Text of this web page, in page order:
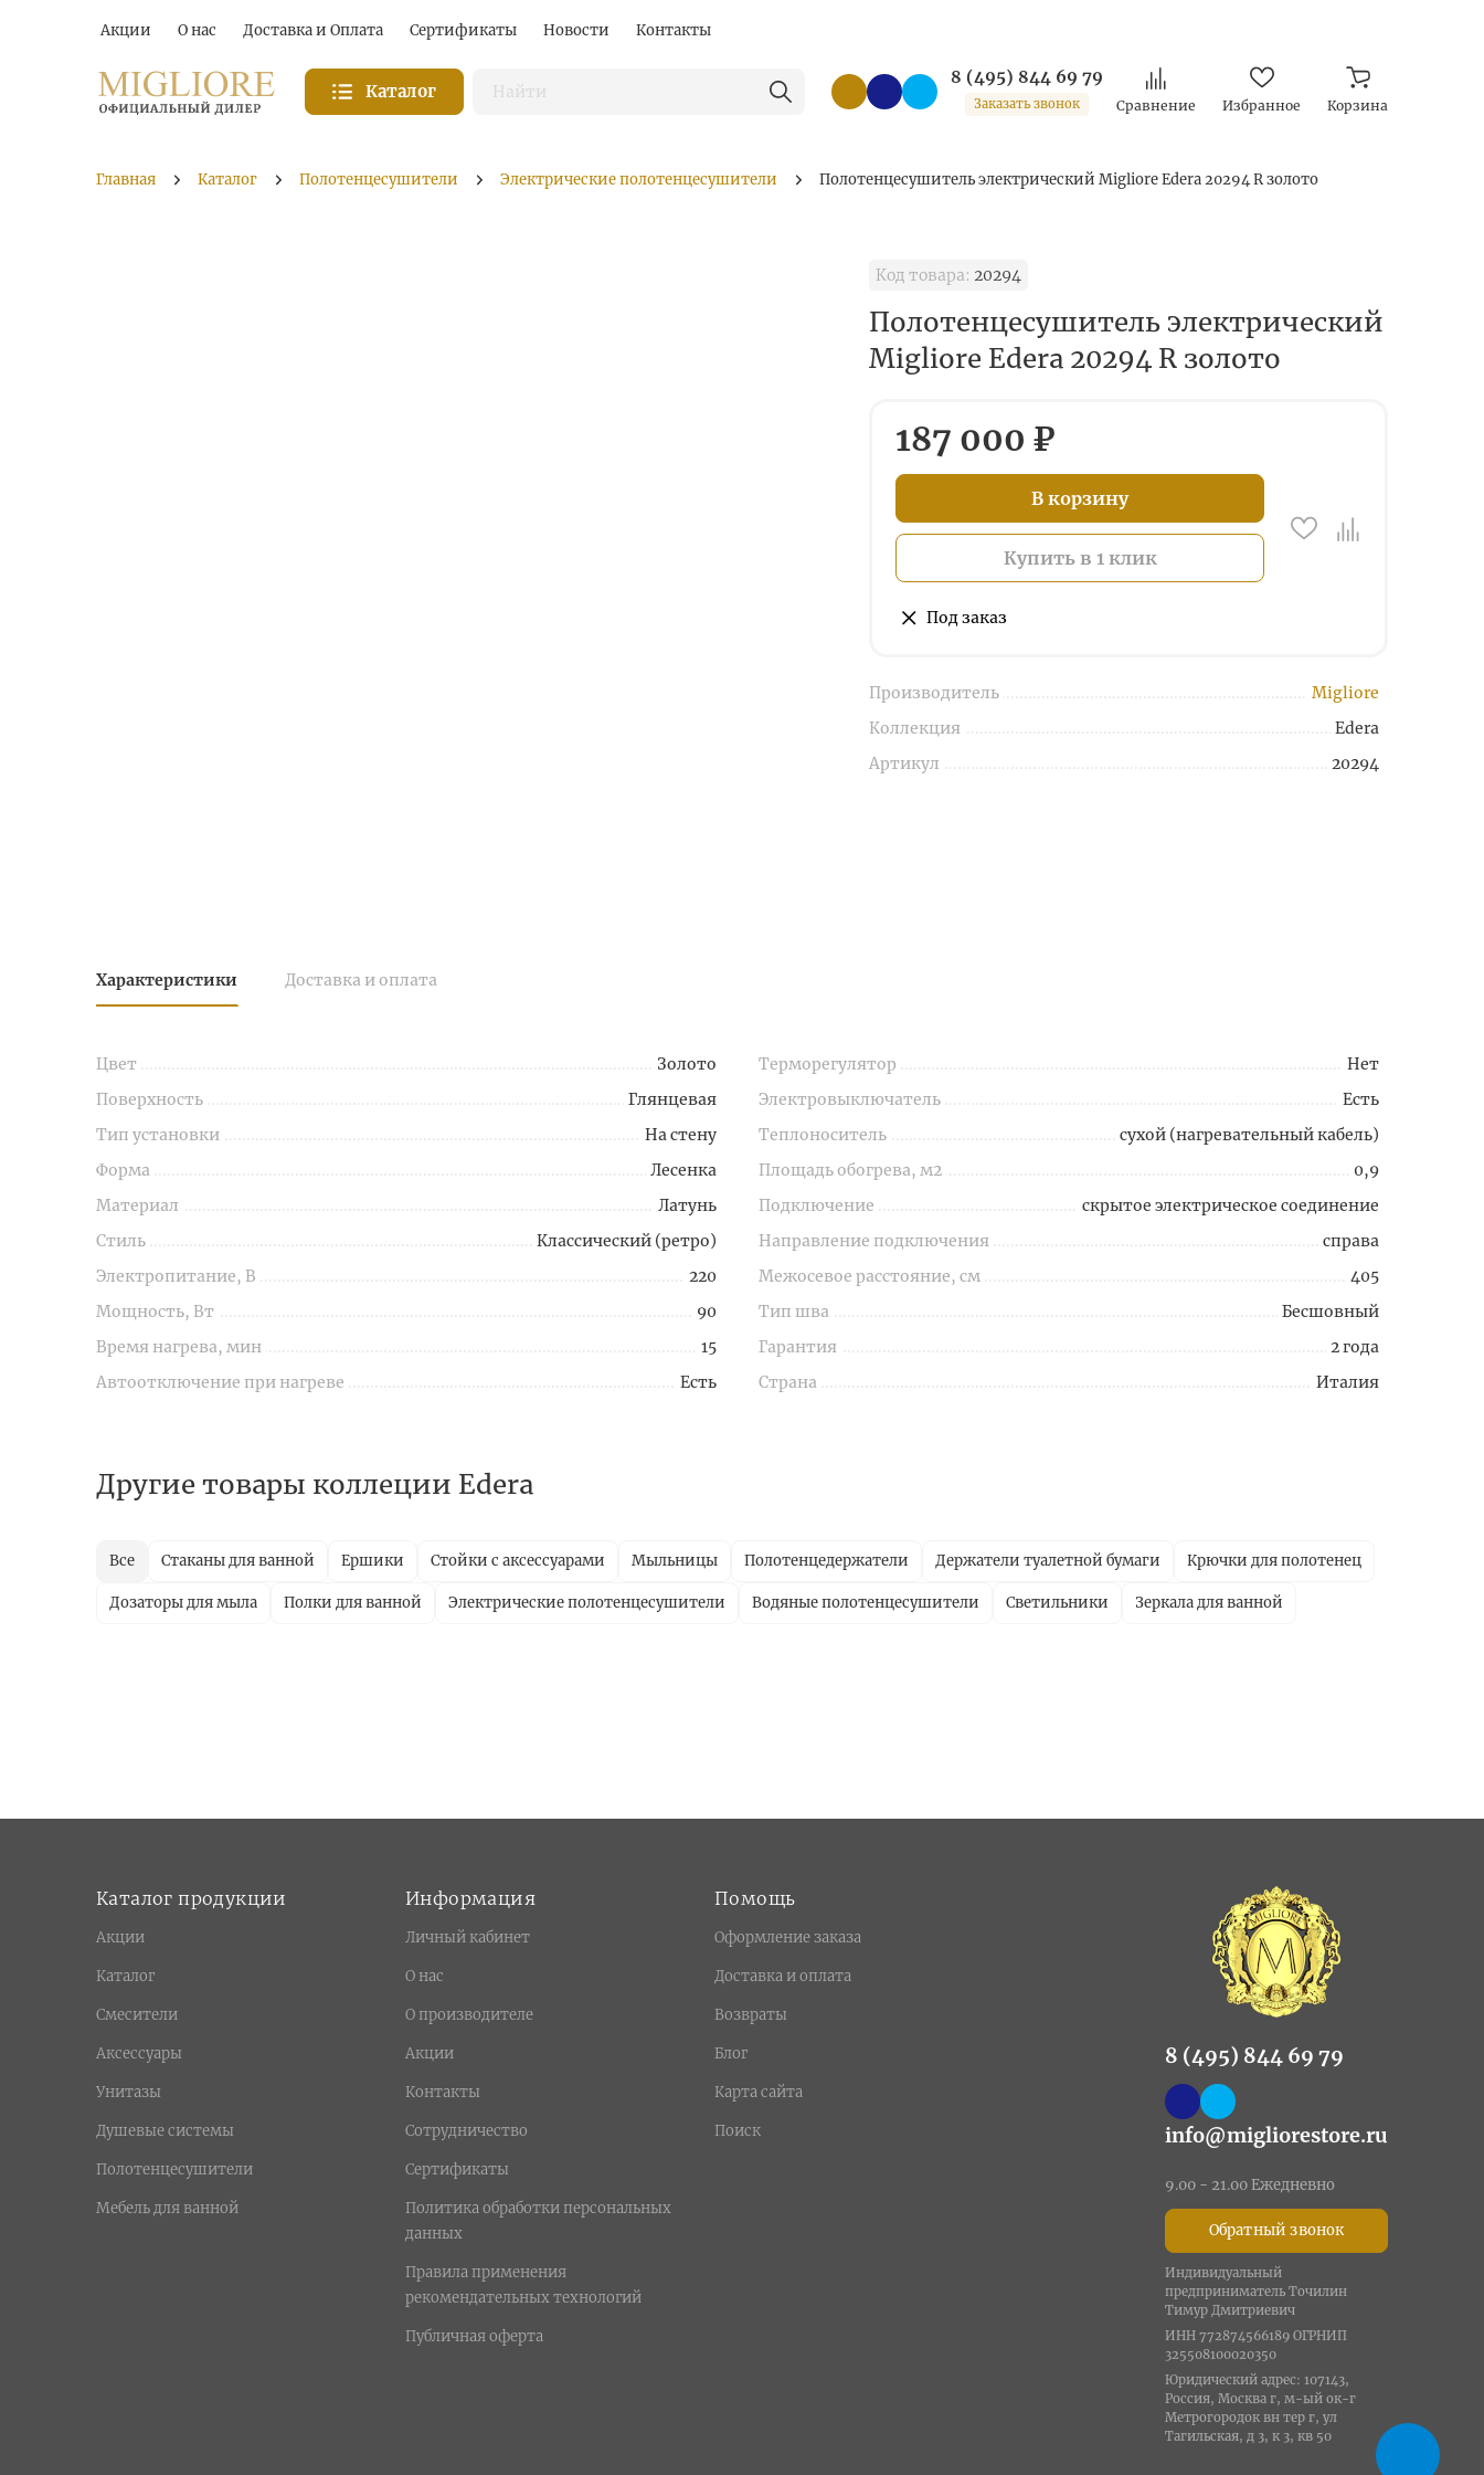
Акции О нас Доставка и Оплата Сертификаты Новости Контакты
Каталог
8 (495) 844 69 79
Заказать звонок Сравнение Избранное Корзина
Главная Каталог Полотенцесушители Электрические полотенцесушители Полотенцесушитель электрический Migliore Edera 20294 R золото
Код товара: 20294
Полотенцесушитель электрический
Migliore Edera 20294 R золото
187 000 ₽
В корзину
Купить в 1 клик
Под заказ
Производитель
Migliore
Коллекция
Edera
Артикул
20294
Характеристики Доставка и оплата
Цвет
Золото
Поверхность
Глянцевая
Тип установки
На стену
Форма
Лесенка
Материал
Латунь
Стиль
Классический (ретро)
Электропитание, В
220
Мощность, Вт
90
Время нагрева, мин
15
Автоотключение при нагреве
Есть
Терморегулятор
Нет
Электровыключатель
Есть
Теплоноситель
сухой (нагревательный кабель)
Площадь обогрева, м2
0,9
Подключение
скрытое электрическое соединение
Направление подключения
справа
Межосевое расстояние, см
405
Тип шва
Бесшовный
Гарантия
2 года
Страна
Италия
Другие товары коллеции Edera
Все Стаканы для ванной Ершики Стойки с аксессуарами Мыльницы Полотенцедержатели Держатели туалетной бумаги Крючки для полотенец
Дозаторы для мыла Полки для ванной Электрические полотенцесушители Водяные полотенцесушители Светильники Зеркала для ванной
Каталог продукции
Акции
Каталог
Смесители
Аксессуары
Унитазы
Душевые системы
Полотенцесушители
Мебель для ванной
Информация
Личный кабинет
О нас
О производителе
Акции
Контакты
Сотрудничество
Сертификаты
Политика обработки персональных
данных
Правила применения
рекомендательных технологий
Публичная оферта
Помощь
Оформление заказа
Доставка и оплата
Возвраты
Блог
Карта сайта
Поиск
8 (495) 844 69 79
info@migliorestore.ru
9.00 - 21.00 Ежедневно
Обратный звонок
Индивидуальный
предприниматель Точилин
Тимур Дмитриевич
ИНН 772874566189 ОГРНИП
325508100020350
Юридический адрес: 107143,
Россия, Москва г, м-ый ок-г
Метрогородок вн тер г, ул
Тагильская, д 3, к 3, кв 50